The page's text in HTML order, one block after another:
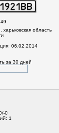
харьковская область
06.02.2014
за 30 дней
0
1